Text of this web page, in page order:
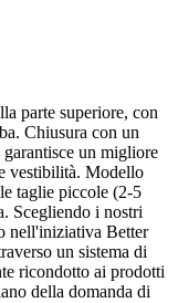
parte superiore, con
Chiusura con un
un migliore
vestibilità. Modello
taglie piccole (2-5
Scegliendo i nostri
nell'iniziativa Better
un sistema di
ricondotto ai prodotti
della domanda di